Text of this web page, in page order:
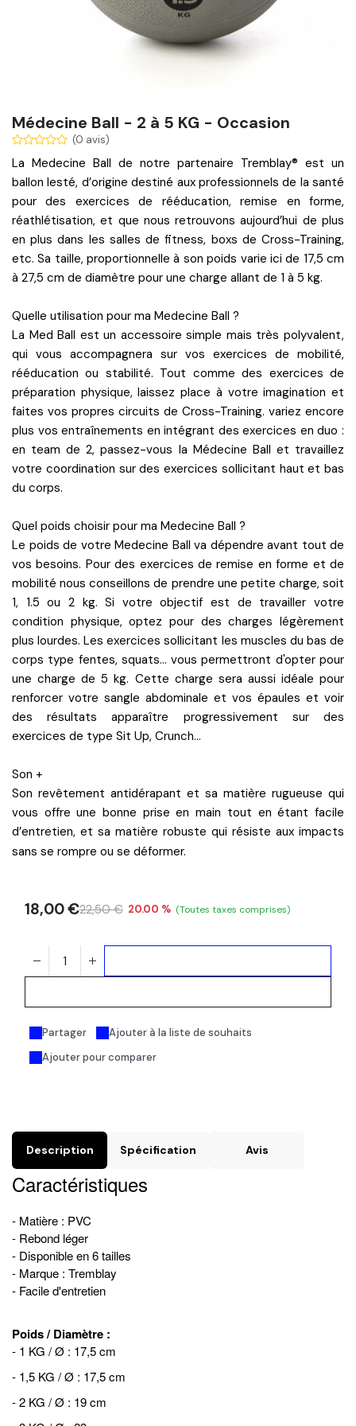
Médecine Ball - 2 à 5 KG - Occasion
(0 avis)
La Medecine Ball de notre partenaire Tremblay® est un
ballon lesté, d’origine destiné aux professionnels de la santé
pour des exercices de rééducation, remise en forme,
réathlétisation, et que nous retrouvons aujourd’hui de plus
en plus dans les salles de fitness, boxs de Cross-Training,
etc. Sa taille, proportionnelle à son poids varie ici de 17,5 cm
à 27,5 cm de diamètre pour une charge allant de 1 à 5 kg.
Quelle utilisation pour ma Medecine Ball ?
La Med Ball est un accessoire simple mais très polyvalent,
qui vous accompagnera sur vos exercices de mobilité,
rééducation ou stabilité. Tout comme des exercices de
préparation physique, laissez place à votre imagination et
faites vos propres circuits de Cross-Training. variez encore
plus vos entraînements en intégrant des exercices en duo :
en team de 2, passez-vous la Médecine Ball et travaillez
votre coordination sur des exercices sollicitant haut et bas
du corps.
Quel poids choisir pour ma Medecine Ball ?
Le poids de votre Medecine Ball va dépendre avant tout de
vos besoins. Pour des exercices de remise en forme et de
mobilité nous conseillons de prendre une petite charge, soit
1, 1.5 ou 2 kg. Si votre objectif est de travailler votre
condition physique, optez pour des charges légèrement
plus lourdes. Les exercices sollicitant les muscles du bas de
corps type fentes, squats… vous permettront d'opter pour
une charge de 5 kg. Cette charge sera aussi idéale pour
renforcer votre sangle abdominale et vos épaules et voir
des résultats apparaître progressivement sur des
exercices de type Sit Up, Crunch…
Son +
Son revêtement antidérapant et sa matière rugueuse qui
vous offre une bonne prise en main tout en étant facile
d’entretien, et sa matière robuste qui résiste aux impacts
sans se rompre ou se déformer.
Ajouter pour comparer
Partager Ajouter à la liste de souhaits
18,00€22,50€ (Toutes taxes comprises)
20.00 %
Description Spécification Avis
Caractéristiques
- Matière : PVC
- Rebond léger
- Disponible en 6 tailles
- Marque : Tremblay
- Facile d'entretien
Poids / Diamètre :
- 1 KG / Ø : 17,5 cm
- 1,5 KG / Ø : 17,5 cm
- 2 KG / Ø : 19 cm